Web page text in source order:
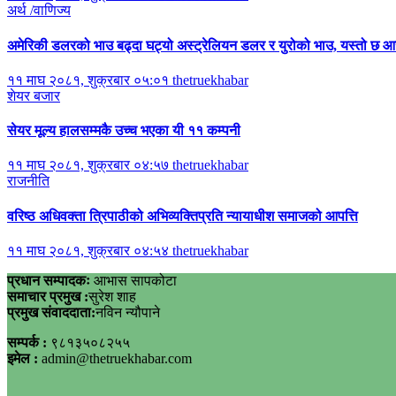
अर्थ /वाणिज्य
अमेरिकी डलरको भाउ बढ्दा घट्यो अस्ट्रेलियन डलर र युरोको भाउ, यस्तो छ
११ माघ २०८१, शुक्रबार ०५:०१ thetruekhabar
शेयर बजार
सेयर मूल्य हालसम्मकै उच्च भएका यी ११ कम्पनी
११ माघ २०८१, शुक्रबार ०४:५७ thetruekhabar
राजनीति
वरिष्ठ अधिवक्ता त्रिपाठीको अभिव्यक्तिप्रति न्यायाधीश समाजको आपत्ति
११ माघ २०८१, शुक्रबार ०४:५४ thetruekhabar
प्रधान सम्पादकः आभास सापकोटा
समाचार प्रमुख :सुरेश शाह
प्रमुख संवाददाता:नविन न्यौपाने
सम्पर्क : ९८१३५०८२५५
इमेल : admin@thetruekhabar.com